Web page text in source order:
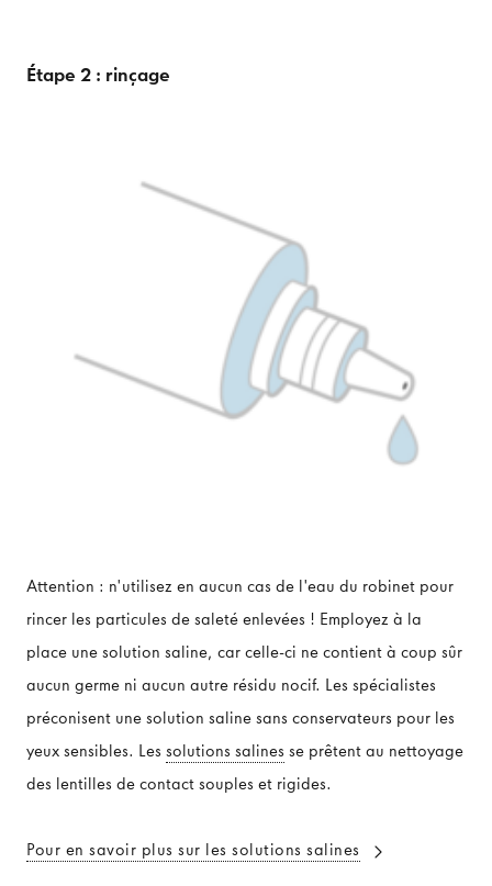
Étape 2 : rinçage
Attention : n'utilisez en aucun cas de l'eau du robinet pour
rincer les particules de saleté enlevées ! Employez à la
place une solution saline, car celle-ci ne contient à coup sûr
aucun germe ni aucun autre résidu nocif. Les spécialistes
préconisent une solution saline sans conservateurs pour les
yeux sensibles. Les solutions salines se prêtent au nettoyage
des lentilles de contact souples et rigides.
Pour en savoir plus sur les solutions salines